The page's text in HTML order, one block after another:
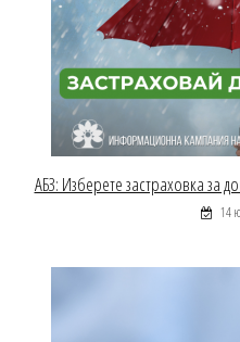
АБЗ: Изберете застраховка за
14